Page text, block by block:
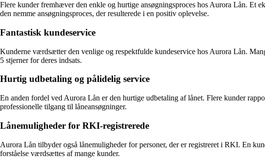
Flere kunder fremhæver den enkle og hurtige ansøgningsproces hos Aurora Lån. Et
den nemme ansøgningsproces, der resulterede i en positiv oplevelse.
Fantastisk kundeservice
Kunderne værdsætter den venlige og respektfulde kundeservice hos Aurora Lån.
5 stjerner for deres indsats.
Hurtig udbetaling og pålidelig service
En anden fordel ved Aurora Lån er den hurtige udbetaling af lånet. Flere kunder
professionelle tilgang til låneansøgninger.
Lånemuligheder for RKI-registrerede
Aurora Lån tilbyder også lånemuligheder for personer, der er registreret i RKI. En
forståelse værdsættes af mange kunder.